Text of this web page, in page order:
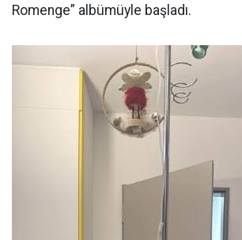
Romenge” albümüyle başladı.